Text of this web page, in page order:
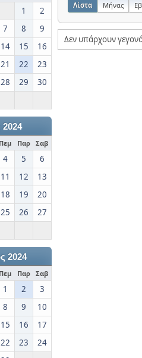
1
2
7 8
9
14 15
16
21 22
23
28 29
30
2024
Πεμ Παρ Σαβ
4 5
6
11 12
13
18 19
20
25 26
27
2024
Πεμ Παρ Σαβ
1 2
3
8 9
10
15 16
17
22 23
24
Λίστα Μήνας
Δεν υπάρχουν